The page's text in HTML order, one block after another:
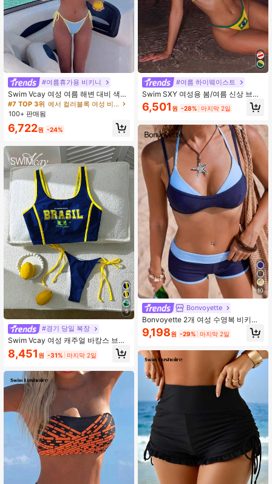
4.90 600K 팔로워
600K 팔로워
#여름휴가용 비키니
Swim Vcay 여성 여름 해변 대비 색상
홀터 넥 타이 섹시 비키니 및 트라이앵
글 팬티 수영복 세트 블루 비키니 요트
파티 의상 휴가 비키니 보트 파티 의상
여성 타이 사이드 비키니 트라이앵글
비키니 세트 라이트 블루 비키니
#7 TOP 3위
에서 컬러블록 여성 비키니 세트
100+ 판매됨
6,722원 -24%
5
#경기 당일 복장
Swim Vcay 여성 캐주얼 바캉스 브라
질 레터 프린트 비키니 세트, 봄/여름
8,451 원 -31% 마지막 2일
#여름 하이웨이스트
Swim SXY 여성용 봄/여름 신상 브라
질 국기 배치 프린트 트림 V넥 홀터 백
리스 트라이앵글 비키니 하의 섹시 2
6,501 원 -28% 마지막 2일
10
Bonvoyette
Bonvoyette 2개 여성 수영복 비키니,
파란색 노란색 그래픽 폴카 도트 스트
라이프 수영 반바지, 보헤미안 휴가용,
9,198원 -29% 마지막 2일